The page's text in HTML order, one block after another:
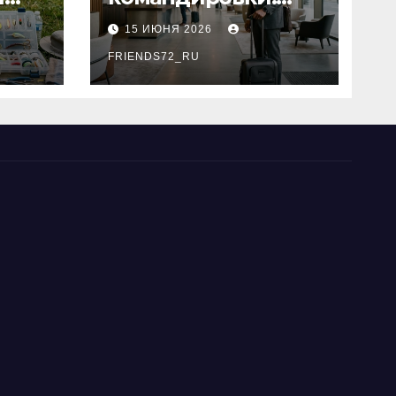
основные
критерии выбора
15 ИЮНЯ 2026
FRIENDS72_RU